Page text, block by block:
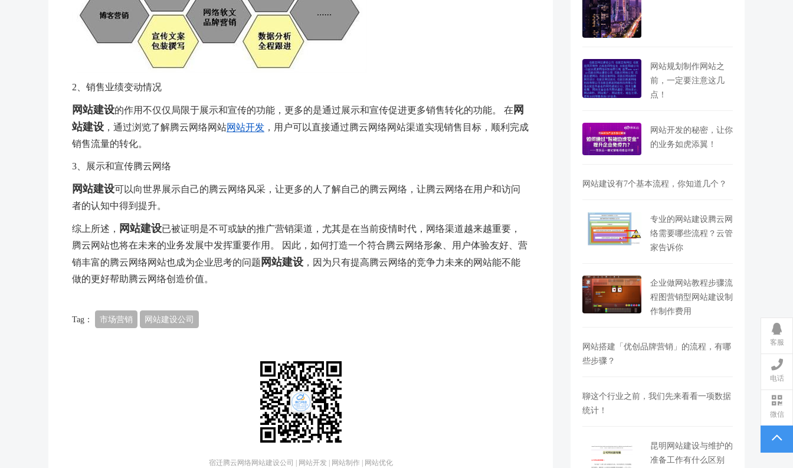
2、销售业绩变动情况
网站建设的作用不仅仅局限于展示和宣传的功能，更多的是通过展示和宣传促进更多销售转化的功能。 在 网
站建设 ，通过浏览了解腾云网络网站网站开发 ，用户可以直接通过腾云网络网站渠道实现销售目标，顺利完成
销售流量的转化。
3、展示和宣传腾云网络
网站建设可以向世界展示自己的腾云网络风采，让更多的人了解自己的腾云网络，让腾云网络在用户和访问
者的认知中得到提升。
综上所述， 网站建设已被证明是不可或缺的推广营销渠道，尤其是在当前疫情时代，网络渠道越来越重要，
腾云网站也将在未来的业务发展中发挥重要作用。 因此，如何打造一个符合腾云网络形象、用户体验友好、营
销丰富的腾云网络网站也成为企业思考的问题 网站建设 ，因为只有提高腾云网络的竞争力未来的网站能不能
做的更好帮助腾云网络创造价值。
Tag： 市场营销 网站建设公司
宿迁腾云网络网站建设公司 | 网站开发 | 网站制作 | 网站优化
网站规划制作网站之
前，一定要注意这几
点！
网站开发的秘密，让你
的业务如虎添翼！
网站建设有7个基本流程，你知道几个？
专业的网站建设腾云网
络需要哪些流程？云管
家告诉你
企业做网站教程步骤流
程图营销型网站建设制
作制作费用
网站搭建「优创品牌营销」的流程，有哪
些步骤？
聊这个行业之前，我们先来看看一项数据
统计！
昆明网站建设与维护的
准备工作有什么区别
客服
电话
微信